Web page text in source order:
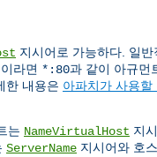
지시어로 가능하다. 일
라면 *:80과 같이 아규먼
한 내용은 아파치가 사용할
는 NameVirtualHost 지
ServerName 지시어와 호